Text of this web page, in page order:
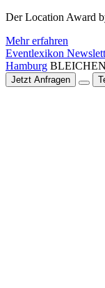
Der Location Award
Mehr erfahren
Eventlexikon
Hamburg BLEICHEN
Jetzt Anfragen